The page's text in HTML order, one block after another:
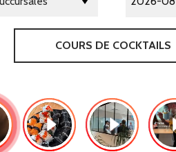
COURS DE COCKTAILS